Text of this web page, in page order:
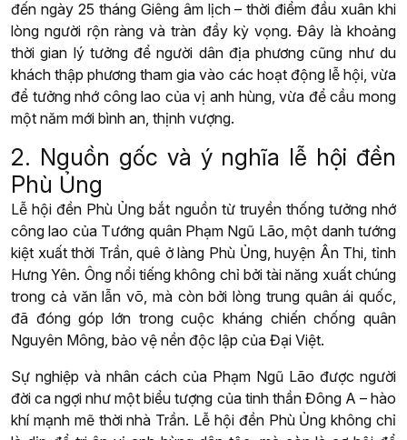
đến ngày 25 tháng Giêng âm lịch – thời điểm đầu xuân khi
lòng người rộn ràng và tràn đầy kỳ vọng. Đây là khoảng
thời gian lý tưởng để người dân địa phương cũng như du
khách thập phương tham gia vào các hoạt động lễ hội, vừa
để tưởng nhớ công lao của vị anh hùng, vừa để cầu mong
một năm mới bình an, thịnh vượng.
2. Nguồn gốc và ý nghĩa lễ hội đền
Phù Ủng
Lễ hội đền Phù Ủng bắt nguồn từ truyền thống tưởng nhớ
công lao của Tướng quân Phạm Ngũ Lão, một danh tướng
kiệt xuất thời Trần, quê ở làng Phù Ủng, huyện Ân Thi, tỉnh
Hưng Yên. Ông nổi tiếng không chỉ bởi tài năng xuất chúng
trong cả văn lẫn võ, mà còn bởi lòng trung quân ái quốc,
đã đóng góp lớn trong cuộc kháng chiến chống quân
Nguyên Mông, bảo vệ nền độc lập của Đại Việt.
Sự nghiệp và nhân cách của Phạm Ngũ Lão được người
đời ca ngợi như một biểu tượng của tinh thần Đông A – hào
khí mạnh mẽ thời nhà Trần. Lễ hội đền Phù Ủng không chỉ